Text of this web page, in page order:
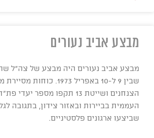
מבצע אביב נעורים
מבצע אביב נעורים היה מבצע של צה"ל
שבין 9 ל-10 באפריל 1973.
הצנחנים ושייטת 13 תקפו מספר
העממית בביירות ובאזור צידון, בתגובה
שביצעו ארגונים פלסטיניים.